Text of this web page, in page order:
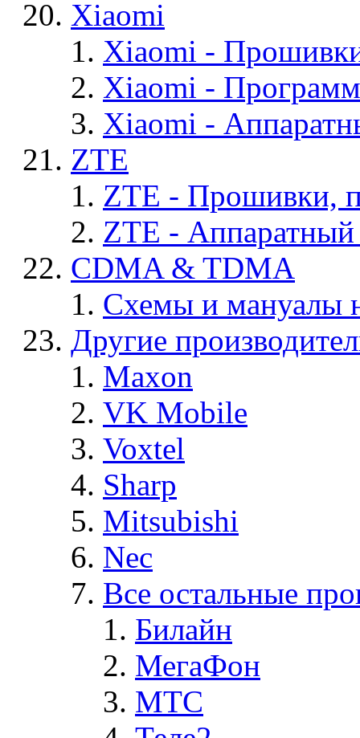
Xiaomi
Xiaomi -
Xiaomi -
Xiaomi -
ZTE
ZTE - Прошивки,
ZTE -
CDMA & TDMA
Схемы и мануалы
Другие
Maxon
VK Mobile
Voxtel
Sharp
Mitsubishi
Nec
Все остальные
Билайн
МегаФон
MTC